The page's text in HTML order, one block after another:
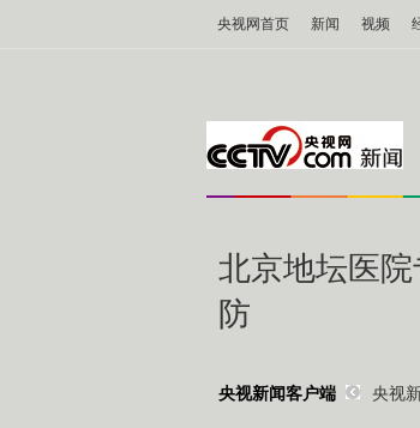
央视网首页 新闻 视频
北京地坛医
防
央视新闻客户端 央视